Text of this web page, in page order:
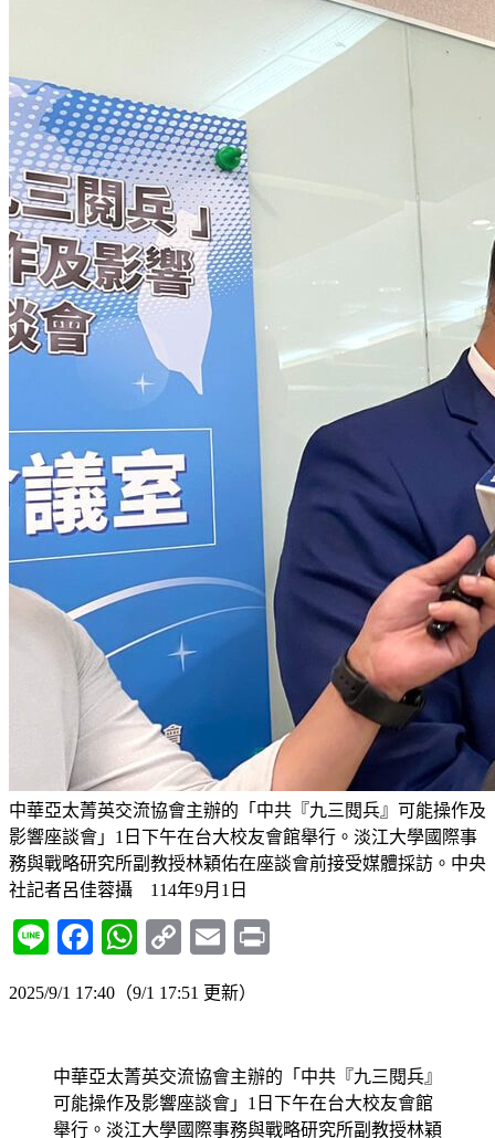
中華亞太菁英交流協會主辦的「中共『九三閱兵』可能操作及
影響座談會」1日下午在台大校友會館舉行。淡江大學國際事
務與戰略研究所副教授林穎佑在座談會前接受媒體採訪。中央
社記者呂佳蓉攝 114年9月1日
LineFacebook
WhatsApp
CopyEmail
2025/9/1 17:40 （9/1 17:51 更新）
中華亞太菁英交流協會主辦的「中共『九三閱兵』
可能操作及影響座談會」1日下午在台大校友會館
舉行。淡江大學國際事務與戰略研究所副教授林穎